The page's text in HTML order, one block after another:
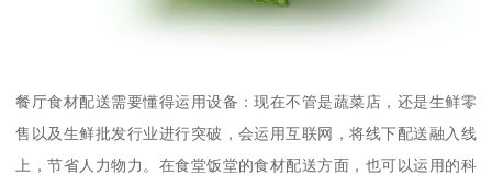
餐厅食材配送需要懂得运用设备：现在不管是蔬菜店，还是生鲜零
售以及生鲜批发行业进行突破，会运用互联网，将线下配送融入线
上，节省人力物力。在食堂饭堂的食材配送方面，也可以运用的科